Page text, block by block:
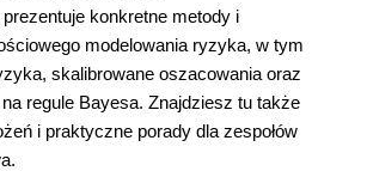
konkretne metody i
modelowania ryzyka, w tym
skalibrowane oszacowania oraz
regule Bayesa. Znajdziesz tu także
i praktyczne porady dla zespołów